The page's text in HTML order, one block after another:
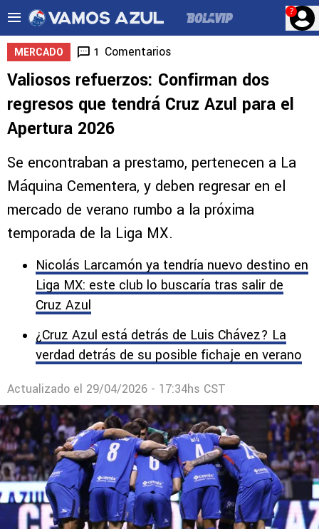
?
MERCADO 1 Comentarios
Valiosos refuerzos: Confirman dos
regresos que tendrá Cruz Azul para el
Apertura 2026
Se encontraban a prestamo, pertenecen a La
Máquina Cementera, y deben regresar en el
mercado de verano rumbo a la próxima
temporada de la Liga MX.
Nicolás Larcamón ya tendría nuevo destino en
Liga MX: este club lo buscaría tras salir de
Cruz Azul
¿Cruz Azul está detrás de Luis Chávez? La
verdad detrás de su posible fichaje en verano
Actualizado el 29/04/2026 - 17:34hs CST